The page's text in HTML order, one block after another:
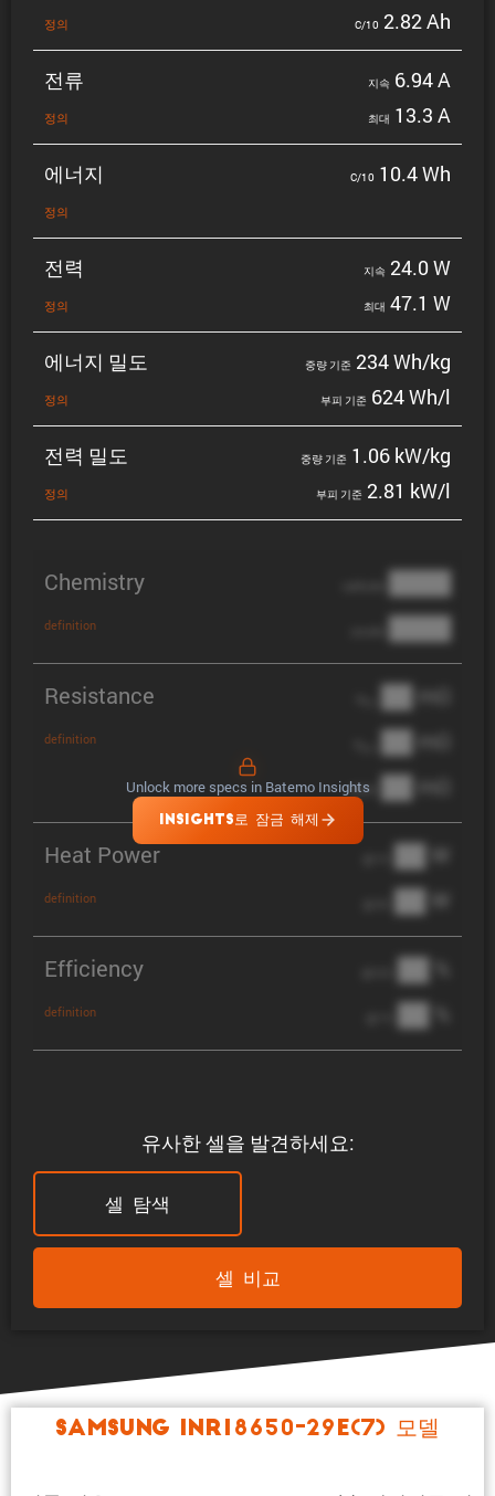
유사한 셀을 발견하세요:
셀 탐색
셀 비교
정의 C/10 2.82 Ah
전류
정의
지속 6.94 A
최대 13.3 A
에너지
정의
C/10 10.4 Wh
전력
정의
지속 24.0 W
최대 47.1 W
에너지 밀도
정의
중량 기준 234 Wh/kg
부피 기준 624 Wh/l
전력 밀도
정의
중량 기준 1.06 kW/kg
부피 기준 2.81 kW/l
Chemistry
definition
████
████
Resistance
definition
██ mΩ
██ mΩ
DCIR ██ mΩ
Heat Power
definition
██ W
██ W
Efficiency
definition
██ %
██ %
Unlock more specs in Batemo Insights
INSIGHTS로 잠금 해제
Samsung INR18650-29E(7) 모델